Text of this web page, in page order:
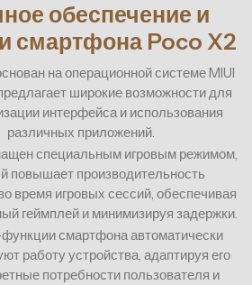
обеспечение и
смартфона Poco X2
на операционной системе MIUI
широкие возможности для
интерфейса и использования
различных приложений.
специальным игровым режимом,
повышает производительность
время игровых сессий, обеспечивая
геймплей и минимизируя задержки.
смартфона автоматически
работу устройства, адаптируя его
потребности пользователя и